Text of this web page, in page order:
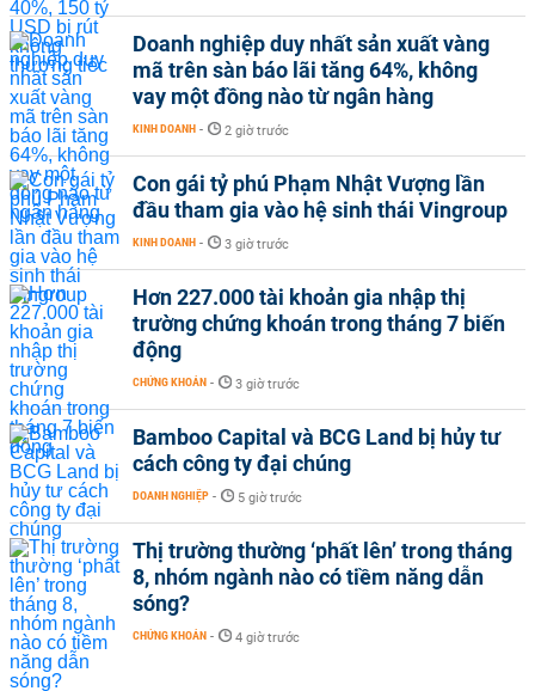
Doanh nghiệp duy nhất sản xuất vàng
mã trên sàn báo lãi tăng 64%, không
vay một đồng nào từ ngân hàng
KINH DOANH - 2 giờ trước
Con gái tỷ phú Phạm Nhật Vượng lần
đầu tham gia vào hệ sinh thái Vingroup
KINH DOANH - 3 giờ trước
Hơn 227.000 tài khoản gia nhập thị
trường chứng khoán trong tháng 7 biến
động
CHỨNG KHOÁN - 3 giờ trước
Bamboo Capital và BCG Land bị hủy tư
cách công ty đại chúng
DOANH NGHIỆP - 5 giờ trước
Thị trường thường ‘phất lên’ trong tháng
8, nhóm ngành nào có tiềm năng dẫn
sóng?
CHỨNG KHOÁN - 4 giờ trước